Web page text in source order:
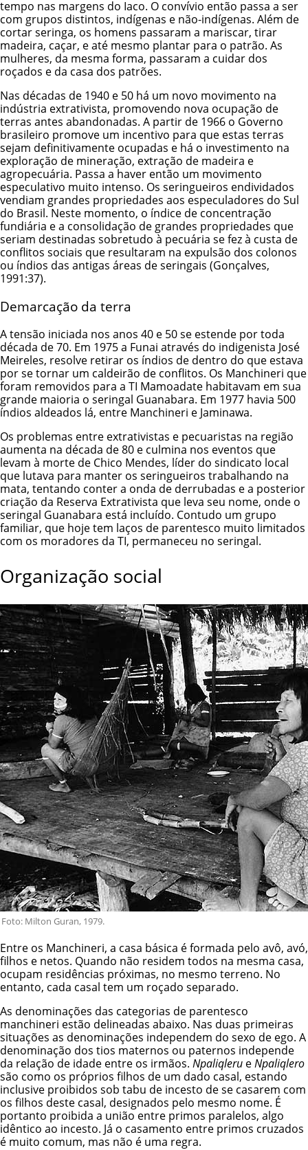
tempo nas margens do Iaco. O convívio então passa a ser
com grupos distintos, indígenas e não-indígenas. Além de
cortar seringa, os homens passaram a mariscar, tirar
madeira, caçar, e até mesmo plantar para o patrão. As
mulheres, da mesma forma, passaram a cuidar dos
roçados e da casa dos patrões.
Nas décadas de 1940 e 50 há um novo movimento na
indústria extrativista, promovendo nova ocupação de
terras antes abandonadas. A partir de 1966 o Governo
brasileiro promove um incentivo para que estas terras
sejam definitivamente ocupadas e há o investimento na
exploração de mineração, extração de madeira e
agropecuária. Passa a haver então um movimento
especulativo muito intenso. Os seringueiros endividados
vendiam grandes propriedades aos especuladores do Sul
do Brasil. Neste momento, o índice de concentração
fundiária e a consolidação de grandes propriedades que
seriam destinadas sobretudo à pecuária se fez à custa de
conflitos sociais que resultaram na expulsão dos colonos
ou índios das antigas áreas de seringais (Gonçalves,
1991:37).
Demarcação da terra
A tensão iniciada nos anos 40 e 50 se estende por toda
década de 70. Em 1975 a Funai através do indigenista José
Meireles, resolve retirar os índios de dentro do que estava
por se tornar um caldeirão de conflitos. Os Manchineri que
foram removidos para a TI Mamoadate habitavam em sua
grande maioria o seringal Guanabara. Em 1977 havia 500
índios aldeados lá, entre Manchineri e Jaminawa.
Os problemas entre extrativistas e pecuaristas na região
aumenta na década de 80 e culmina nos eventos que
levam à morte de Chico Mendes, líder do sindicato local
que lutava para manter os seringueiros trabalhando na
mata, tentando conter a onda de derrubadas e a posterior
criação da Reserva Extrativista que leva seu nome, onde o
seringal Guanabara está incluído. Contudo um grupo
familiar, que hoje tem laços de parentesco muito limitados
com os moradores da TI, permaneceu no seringal.
Organização social
Foto: Milton Guran, 1979.
Entre os Manchineri, a casa básica é formada pelo avô, avó,
filhos e netos. Quando não residem todos na mesma casa,
ocupam residências próximas, no mesmo terreno. No
entanto, cada casal tem um roçado separado.
As denominações das categorias de parentesco
manchineri estão delineadas abaixo. Nas duas primeiras
situações as denominações independem do sexo de ego. A
denominação dos tios maternos ou paternos independe
da relação de idade entre os irmãos. Npaliqleru eNpaliqlero
são como os próprios filhos de um dado casal, estando
inclusive proibidos sob tabu de incesto de se casarem com
os filhos deste casal, designados pelo mesmo nome. É
portanto proibida a união entre primos paralelos, algo
idêntico ao incesto. Já o casamento entre primos cruzados
é muito comum, mas não é uma regra.